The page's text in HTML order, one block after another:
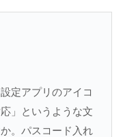
定アプリのアイコ
」というような文
。パスコード入れ